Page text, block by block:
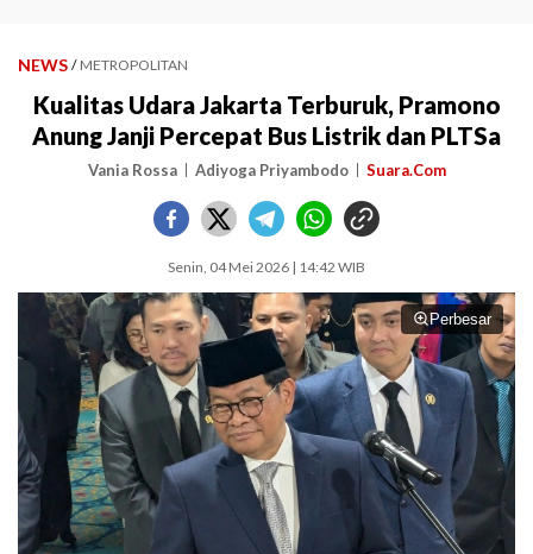
NEWS / METROPOLITAN
Kualitas Udara Jakarta Terburuk, Pramono
Anung Janji Percepat Bus Listrik dan PLTSa
Vania Rossa Adiyoga Priyambodo Suara.Com
Senin, 04 Mei 2026 | 14:42 WIB
Perbesar